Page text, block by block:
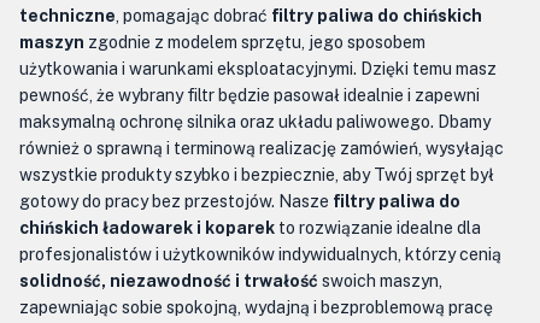
techniczne , pomagając dobrać filtry paliwa do chińskich
maszyn zgodnie z modelem sprzętu, jego sposobem
użytkowania i warunkami eksploatacyjnymi. Dzięki temu masz
pewność, że wybrany filtr będzie pasował idealnie i zapewni
maksymalną ochronę silnika oraz układu paliwowego. Dbamy
również o sprawną i terminową realizację zamówień, wysyłając
wszystkie produkty szybko i bezpiecznie, aby Twój sprzęt był
gotowy do pracy bez przestojów. Nasze filtry paliwa do
chińskich ładowarek i koparek to rozwiązanie idealne dla
profesjonalistów i użytkowników indywidualnych, którzy cenią
solidność, niezawodność i trwałość swoich maszyn,
zapewniając sobie spokojną, wydajną i bezproblemową pracę